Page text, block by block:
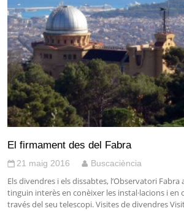
El firmament des del Fabra
21 maig 2016 Buscaciència
Els divendres i els dissabtes, l’Observatori
tinguin interès en conèixer les instal·lacions i en
través del seu telescopi. Visites de divendres